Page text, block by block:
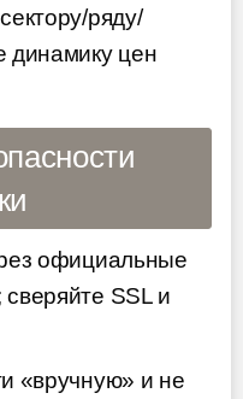
ряду/
динамику цен
официальные
SSL и
«вручную» и не